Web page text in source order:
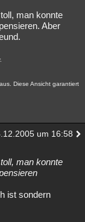
man konnte
Aber
Diese Ansicht garantiert
um 16:58
man konnte
ist sondern